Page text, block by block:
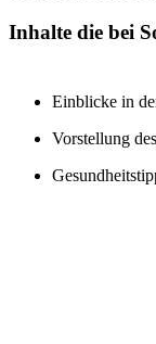
Inhalte die bei
Einblicke in
Vorstellung